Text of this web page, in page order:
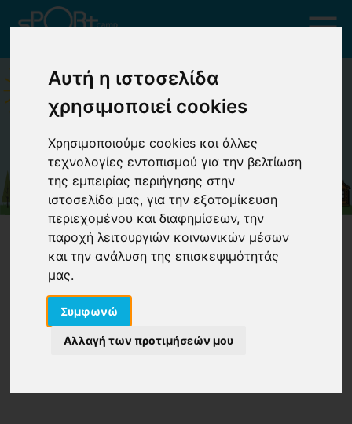
Αυτή η ιστοσελίδα
χρησιμοποιεί cookies
Χρησιμοποιούμε cookies και άλλες
τεχνολογίες εντοπισμού για την βελτίωση
της εμπειρίας περιήγησης στην
ιστοσελίδα μας, για την εξατομίκευση
περιεχομένου και διαφημίσεων, την
παροχή λειτουργιών κοινωνικών μέσων
και την ανάλυση της επισκεψιμότητάς
μας.
Συμφωνώ
Αλλαγή των προτιμήσεών μου
ΩΡΟΛΟΓΙΟ ΠΡΟΓΡΑΜΜΑ